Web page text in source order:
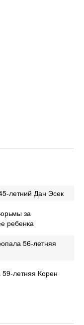
летний Дан Эсек
за
ребенка
56-летняя
летняя Корен